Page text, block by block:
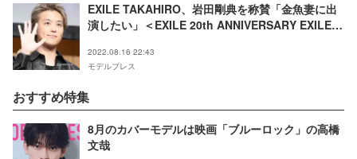
EXILE TAKAHIRO、岩田剛典を称賛「金魚妻に出
演したい」＜EXILE 20th ANNIVERSARY EXILE
2022.08.16 22:43
モデルプレス
おすすめ特集
8月のカバーモデルは映画「ブルーロック」の高橋
文哉